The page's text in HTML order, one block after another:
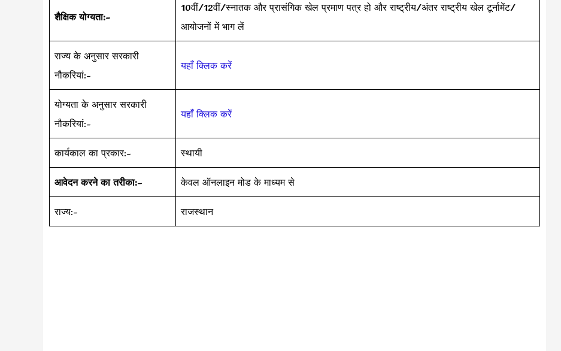
शैक्षिक योग्यता:-
10वीं/12वीं/स्नातक और प्रासंगिक खेल प्रमाण पत्र हो और राष्ट्रीय/अंतर राष्ट्रीय खेल टूर्नामेंट/
आयोजनों में भाग लें
राज्य के अनुसार सरकारी
नौकरियां:-
यहाँ क्लिक करें
योग्यता के अनुसार सरकारी
नौकरियां:-
यहाँ क्लिक करें
कार्यकाल का प्रकार:- स्थायी
आवेदन करने का तरीका:– केवल ऑनलाइन मोड के माध्यम से
राज्य:- राजस्थान